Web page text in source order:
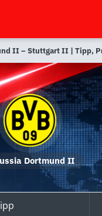
II – Stuttgart II | Tipp,
Dortmund II